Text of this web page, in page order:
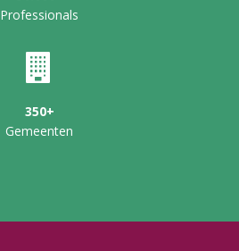
Professionals
350+
Gemeenten